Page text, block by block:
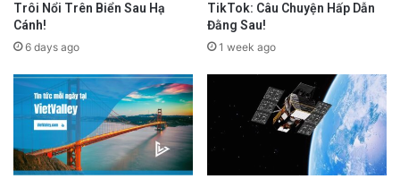
Trôi Nổi Trên Biển Sau Hạ
Cánh!
6 days ago
TikTok: Câu Chuyện Hấp Dẫn
Đằng Sau!
1 week ago